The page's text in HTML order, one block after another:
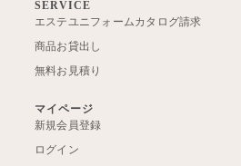
SERVICE
エステユニフォームカタログ請求
商品お貸出し
無料お見積り
マイページ
新規会員登録
ログイン